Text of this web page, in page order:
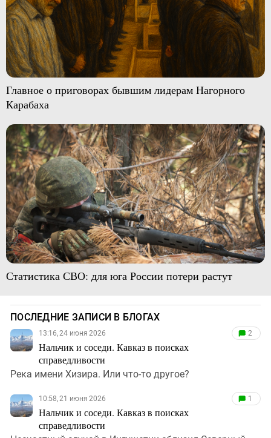
Главное о приговорах бывшим лидерам Нагорного
Карабаха
Статистика СВО: для юга России потери растут
ПОСЛЕДНИЕ ЗАПИСИ В БЛОГАХ
13:16, 24 июня 2026
Нальчик и соседи. Кавказ в поисках
справедливости
2
Река имени Хизира. Или что-то другое?
10:58, 21 июня 2026
Нальчик и соседи. Кавказ в поисках
справедливости
1